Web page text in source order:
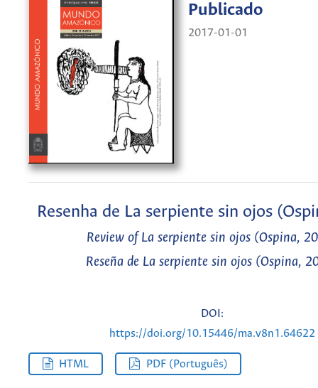
Publicado
2017-01-01
Resenha de La serpiente sin ojos
Review of La serpiente sin ojos (Ospina,
Reseña de La serpiente sin ojos (Ospina,
DOI:
https://doi.org/10.15446/ma.v8n1.64622
HTML PDF (Português)